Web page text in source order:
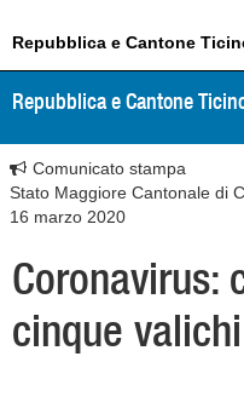
Repubblica e Cantone
Repubblica e Cantone
Comunicato stampa
Stato Maggiore Cantonale di
16 marzo 2020
Coronavirus:
cinque